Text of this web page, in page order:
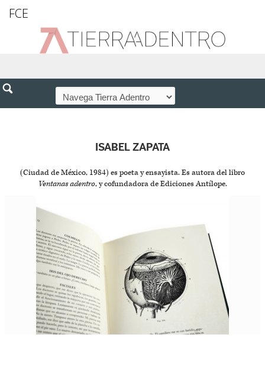
FCE
ISABEL ZAPATA
(Ciudad de México, 1984) es poeta y ensayista. Es autora del libro
Ventanas adentro, y cofundadora de Ediciones Antílope.